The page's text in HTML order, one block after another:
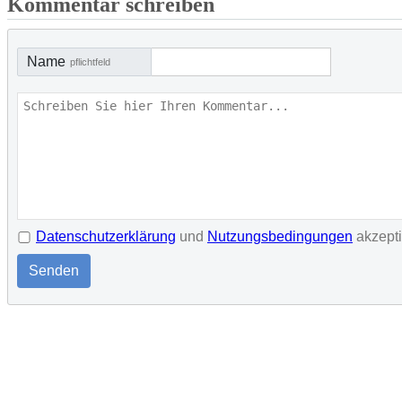
Name pflichtfeld
Datenschutzerklärung und Nutzungsbedingungen
Senden